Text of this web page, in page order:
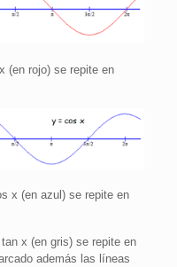
(en rojo) se repite en
x (en azul) se repite en
x (en gris) se repite en
además las líneas